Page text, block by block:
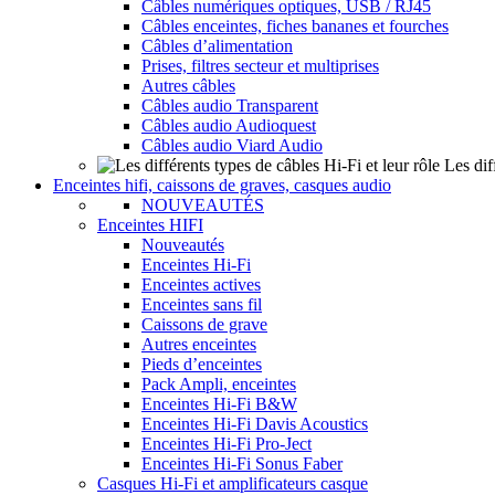
Câbles numériques optiques, USB / RJ45
Câbles enceintes, fiches bananes et fourches
Câbles d’alimentation
Prises, filtres secteur et multiprises
Autres câbles
Câbles audio Transparent
Câbles audio Audioquest
Câbles audio Viard Audio
Les
Enceintes hifi, caissons de graves, casques audio
NOUVEAUTÉS
Enceintes HIFI
Nouveautés
Enceintes Hi-Fi
Enceintes actives
Enceintes sans fil
Caissons de grave
Autres enceintes
Pieds d’enceintes
Pack Ampli, enceintes
Enceintes Hi-Fi B&W
Enceintes Hi-Fi Davis Acoustics
Enceintes Hi-Fi Pro-Ject
Enceintes Hi-Fi Sonus Faber
Casques Hi-Fi et amplificateurs casque